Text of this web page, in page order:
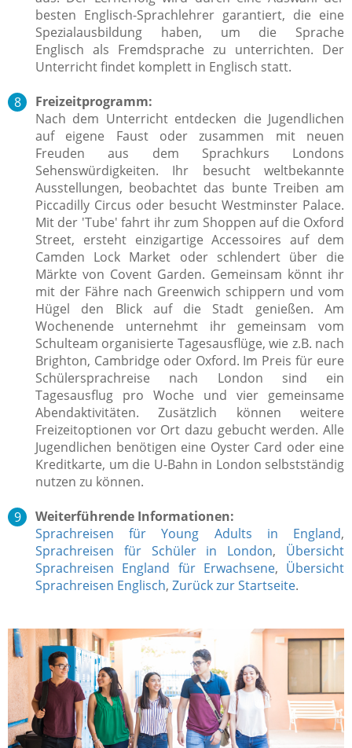
besten Englisch-Sprachlehrer garantiert, die eine
Spezialausbildung haben, um die Sprache
Englisch als Fremdsprache zu unterrichten. Der
Unterricht findet komplett in Englisch statt.
Freizeitprogramm:
Nach dem Unterricht entdecken die Jugendlichen
auf eigene Faust oder zusammen mit neuen
Freuden aus dem Sprachkurs Londons
Sehenswürdigkeiten. Ihr besucht weltbekannte
Ausstellungen, beobachtet das bunte Treiben am
Piccadilly Circus oder besucht Westminster Palace.
Mit der 'Tube' fahrt ihr zum Shoppen auf die Oxford
Street, ersteht einzigartige Accessoires auf dem
Camden Lock Market oder schlendert über die
Märkte von Covent Garden. Gemeinsam könnt ihr
mit der Fähre nach Greenwich schippern und vom
Hügel den Blick auf die Stadt genießen. Am
Wochenende unternehmt ihr gemeinsam vom
Schulteam organisierte Tagesausflüge, wie z.B. nach
Brighton, Cambridge oder Oxford. Im Preis für eure
Schülersprachreise nach London sind ein
Tagesausflug pro Woche und vier gemeinsame
Abendaktivitäten. Zusätzlich können weitere
Freizeitoptionen vor Ort dazu gebucht werden. Alle
Jugendlichen benötigen eine Oyster Card oder eine
Kreditkarte, um die U-Bahn in London selbstständig
nutzen zu können.
Weiterführende Informationen:
Sprachreisen für Young Adults in England,
Sprachreisen für Schüler in London, Übersicht
Sprachreisen England für Erwachsene, Übersicht
Sprachreisen Englisch, Zurück zur Startseite.